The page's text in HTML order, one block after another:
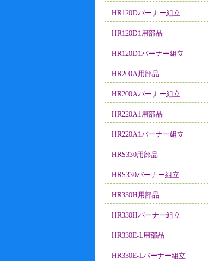
HR120Dバーナー組立
HR120D1用部品
HR120D1バーナー組立
HR200A用部品
HR200Aバーナー組立
HR220A1用部品
HR220A1バーナー組立
HRS330用部品
HRS330バーナー組立
HR330H用部品
HR330Hバーナー組立
HR330E-L用部品
HR330E-Lバーナー組立